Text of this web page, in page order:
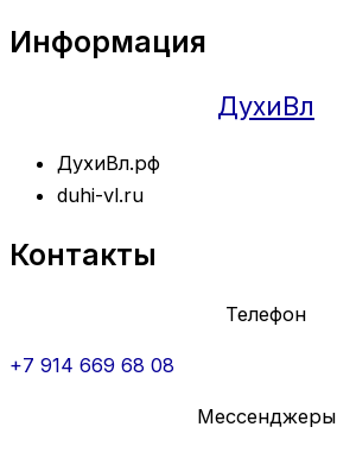
Информация
ДухиВл
ДухиВл.рф
duhi-vl.ru
Контакты
Телефон
+7 914 669 68 08
Мессенджеры